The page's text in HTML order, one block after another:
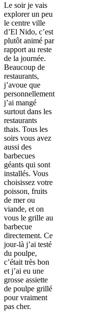
Le soir je vais
explorer un peu
le centre ville
d’El Nido, c’est
plutôt animé par
rapport au reste
de la journée.
Beaucoup de
restaurants,
j’avoue que
personnellement
j’ai mangé
surtout dans les
restaurants
thais. Tous les
soirs vous avez
aussi des
barbecues
géants qui sont
installés. Vous
choisissez votre
poisson, fruits
de mer ou
viande, et on
vous le grille au
barbecue
directement. Ce
jour-là j’ai testé
du poulpe,
c’était très bon
et j’ai eu une
grosse assiette
de poulpe grillé
pour vraiment
pas cher.